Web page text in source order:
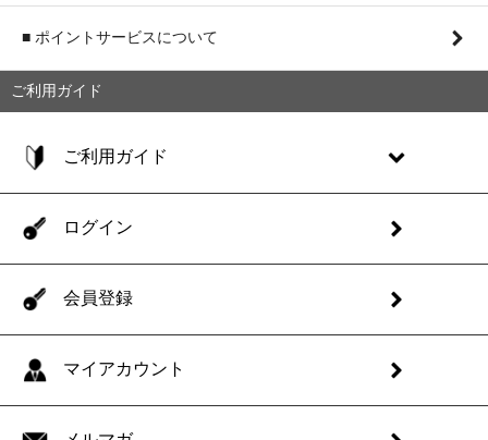
■ ポイントサービスについて
ご利用ガイド
ご利用ガイド
ログイン
会員登録
マイアカウント